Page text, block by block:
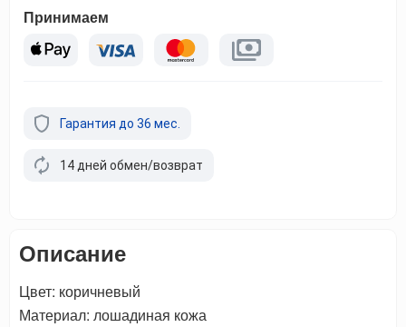
Принимаем
Гарантия до 36 мес.
14 дней обмен/возврат
Описание
Цвет: коричневый
Материал: лошадиная кожа